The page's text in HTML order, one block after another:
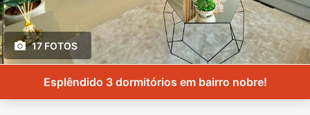
17 FOTOS
Esplêndido 3 dormitórios em bairro nobre!